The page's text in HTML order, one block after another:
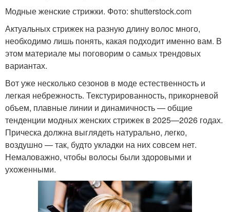
Модные женские стрижки. Фото: shutterstock.com
Актуальных стрижек на разную длину волос много,
необходимо лишь понять, какая подходит именно вам. В
этом материале мы поговорим о самых трендовых
вариантах.
Вот уже несколько сезонов в моде естественность и
легкая небрежность. Текстурированность, прикорневой
объем, плавные линии и динамичность — общие
тенденции модных женских стрижек в 2025—2026 годах.
Прическа должна выглядеть натурально, легко,
воздушно — так, будто укладки на них совсем нет.
Немаловажно, чтобы волосы были здоровыми и
ухоженными.